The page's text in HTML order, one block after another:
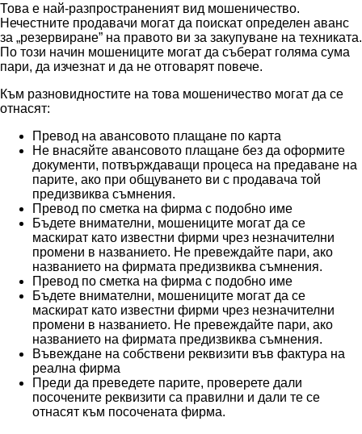
Това е най-разпространеният вид мошеничество.
Нечестните продавачи могат да поискат определен аванс
за „резервиране” на правото ви за закупуване на техниката.
По този начин мошениците могат да съберат голяма сума
пари, да изчезнат и да не отговарят повече.
Към разновидностите на това мошеничество могат да се
отнасят:
Превод на авансовото плащане по карта
Не внасяйте авансовото плащане без да оформите
документи, потвърждаващи процеса на предаване на
парите, ако при общуването ви с продавача той
предизвиква съмнения.
Превод по сметка на фирма с подобно име
Бъдете внимателни, мошениците могат да се
маскират като известни фирми чрез незначителни
промени в названието. Не превеждайте пари, ако
названието на фирмата предизвиква съмнения.
Превод по сметка на фирма с подобно име
Бъдете внимателни, мошениците могат да се
маскират като известни фирми чрез незначителни
промени в названието. Не превеждайте пари, ако
названието на фирмата предизвиква съмнения.
Въвеждане на собствени реквизити във фактура на
реална фирма
Преди да преведете парите, проверете дали
посочените реквизити са правилни и дали те се
отнасят към посочената фирма.